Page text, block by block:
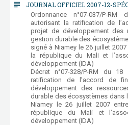
subject JOURNAL OFFICIEL 2007-12-
Ordonnance n°07-037/P-
autorisant la ratification de
projet de développement des
gestion durable des
signé à Niamey le 26 juillet
la république du Mali et
développement (IDA)
Décret n°07-328/P-RM du
ratification de l’accord de
développement des
durable des écosystèmes dans
Niamey le 26 juillet 2007
république du Mali et
développement (IDA)